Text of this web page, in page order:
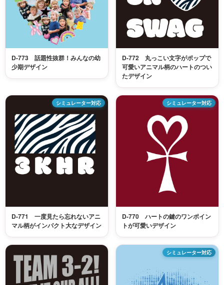
D-773 話題性抜群！みんなの幼
少期デザイン
D-772 丸っこい文字がポップで
可愛いアニマル柄のハートのつい
たデザイン
シミュレーター対応
D-771 一度見たら忘れないアニ
マル柄がインパクト大なデザイン
シミュレーター対応
D-770 ハートの鍵のワンポイン
トが可愛いデザイン
シミュレーター対応